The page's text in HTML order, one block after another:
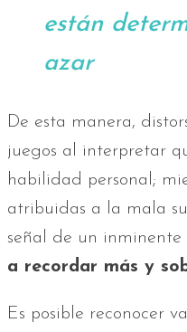
están
azar
De esta manera,
juegos al interpretar
habilidad personal;
atribuidas a la mala
señal de un inminente
a recordar más y
Es posible reconocer